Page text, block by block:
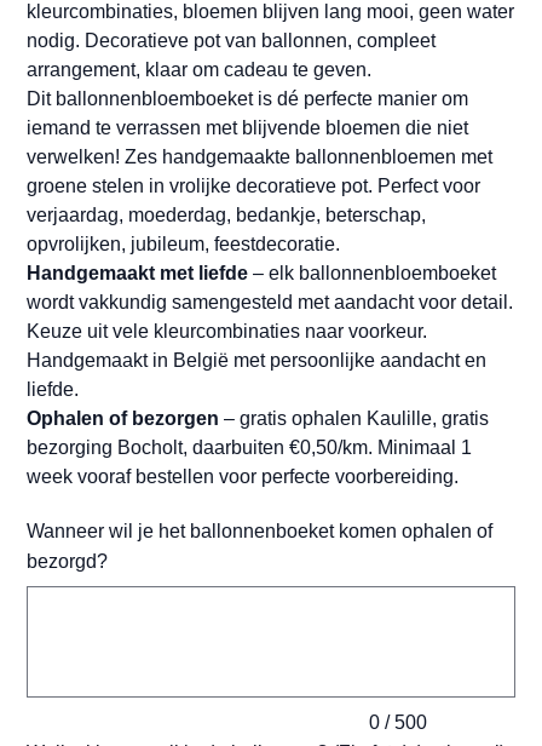
kleurcombinaties, bloemen blijven lang mooi, geen water
nodig. Decoratieve pot van ballonnen, compleet
arrangement, klaar om cadeau te geven.
Dit ballonnenbloemboeket is dé perfecte manier om
iemand te verrassen met blijvende bloemen die niet
verwelken! Zes handgemaakte ballonnenbloemen met
groene stelen in vrolijke decoratieve pot. Perfect voor
verjaardag, moederdag, bedankje, beterschap,
opvrolijken, jubileum, feestdecoratie.
Handgemaakt met liefde – elk ballonnenbloemboeket
wordt vakkundig samengesteld met aandacht voor detail.
Keuze uit vele kleurcombinaties naar voorkeur.
Handgemaakt in België met persoonlijke aandacht en
liefde.
Ophalen of bezorgen – gratis ophalen Kaulille, gratis
bezorging Bocholt, daarbuiten €0,50/km. Minimaal 1
week vooraf bestellen voor perfecte voorbereiding.
Wanneer wil je het ballonnenboeket komen ophalen of
bezorgd?
0 / 500